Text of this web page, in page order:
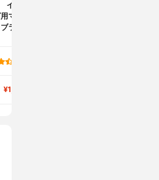
イル)
マーメイドニ
ランケット
¥1,980